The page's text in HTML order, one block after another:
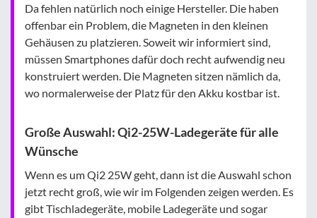
Da fehlen natürlich noch einige Hersteller. Die haben
offenbar ein Problem, die Magneten in den kleinen
Gehäusen zu platzieren. Soweit wir informiert sind,
müssen Smartphones dafür doch recht aufwendig neu
konstruiert werden. Die Magneten sitzen nämlich da,
wo normalerweise der Platz für den Akku kostbar ist.
Große Auswahl: Qi2-25W-Ladegeräte für alle
Wünsche
Wenn es um Qi2 25W geht, dann ist die Auswahl schon
jetzt recht groß, wie wir im Folgenden zeigen werden. Es
gibt Tischladegeräte, mobile Ladegeräte und sogar